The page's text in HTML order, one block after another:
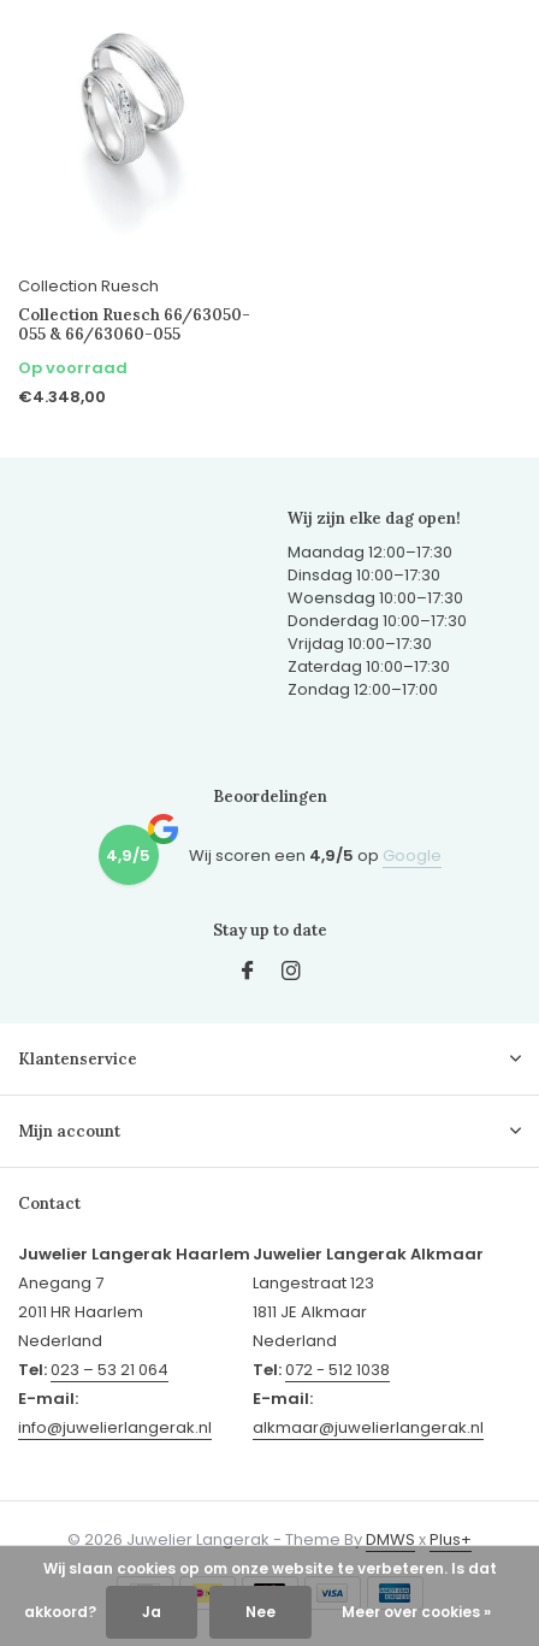
Collection Ruesch
Collection Ruesch 66/63050-
055 & 66/63060-055
Op voorraad
€4.348,00
Wij zijn elke dag open!
Maandag 12:00–17:30
Dinsdag 10:00–17:30
Woensdag 10:00–17:30
Donderdag 10:00–17:30
Vrijdag 10:00–17:30
Zaterdag 10:00–17:30
Zondag 12:00–17:00
Beoordelingen
4,9/5 Wij scoren een 4,9/5 op Google
Stay up to date
Klantenservice
Mijn account
Contact
Juwelier Langerak Haarlem
Anegang 7
2011 HR Haarlem
Nederland
Tel:023 – 53 21 064
E-mail:
info@juwelierlangerak.nl
Juwelier Langerak Alkmaar
Langestraat 123
1811 JE Alkmaar
Nederland
Tel:072 - 512 1038
E-mail:
alkmaar@juwelierlangerak.nl
© 2026 Juwelier Langerak - Theme ByDMWSxPlus+
Wij slaan cookies op om onze website te verbeteren. Is dat
akkoord? Ja Nee Meer over cookies »